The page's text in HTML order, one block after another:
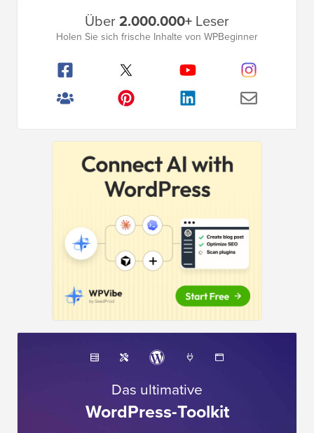
Seitenleistenmenü
Über2.000.000+ Leser
Holen Sie sich frische Inhalte von WPBeginner
Das ultimative
WordPress-Toolkit